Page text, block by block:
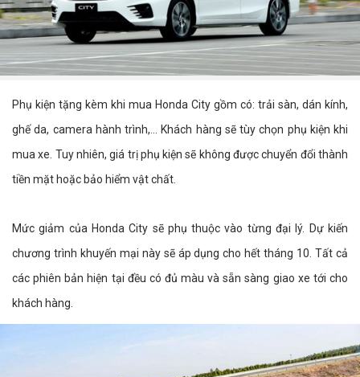
Phụ kiện tặng kèm khi mua Honda City gồm có: trải sàn, dán kính,
ghế da, camera hành trình,... Khách hàng sẽ tùy chọn phụ kiện khi
mua xe. Tuy nhiên, giá trị phụ kiện sẽ không được chuyển đổi thành
tiền mặt hoặc bảo hiểm vật chất.
Mức giảm của Honda City sẽ phụ thuộc vào từng đại lý. Dự kiến
chương trình khuyến mại này sẽ áp dụng cho hết tháng 10. Tất cả
các phiên bản hiện tại đều có đủ màu và sẵn sàng giao xe tới cho
khách hàng.